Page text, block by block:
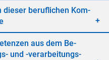
die­ser be­ruf­li­chen Kom­
aus dem Be­
und -ver­ar­bei­tungs­